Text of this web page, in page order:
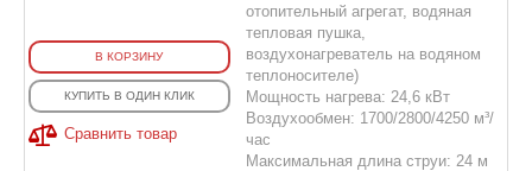
В КОРЗИНУ
КУПИТЬ В ОДИН КЛИК
Сравнить товар
отопительный агрегат, водяная
тепловая пушка,
воздухонагреватель на водяном
теплоносителе)
Мощность нагрева: 24,6 кВт
Воздухообмен: 1700/2800/4250 м³/
час
Максимальная длина струи: 24 м